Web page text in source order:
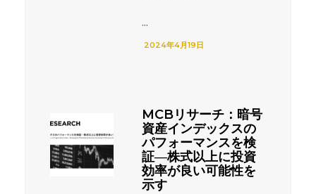
...
2024年4月19日
MCBリサーチ：暗号
資産インデックスの
パフォーマンスを検
証―株式以上に投資
効率が良い可能性を
示す